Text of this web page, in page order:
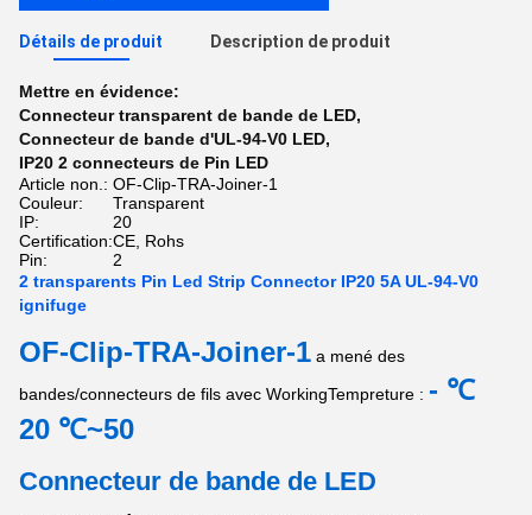
Détails de produit Description de produit
Mettre en évidence:
Connecteur transparent de bande de LED,
Connecteur de bande d'UL-94-V0 LED,
IP20 2 connecteurs de Pin LED
Article non.: OF-Clip-TRA-Joiner-1
Couleur:
Transparent
IP:
20
Certification:CE, Rohs
Pin:
2
2 transparents Pin Led Strip Connector IP20 5A UL-94-V0
ignifuge
OF-Clip-TRA-Joiner-1 a mené des
bandes/connecteurs de fils avec WorkingTempreture : - ℃
20 ℃~50
Connecteur de bande de LED